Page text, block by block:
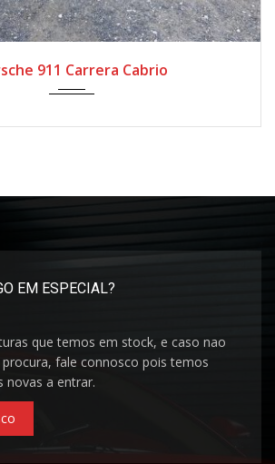
911 Carrera Cabrio
EM ESPECIAL?
que temos em stock, e caso nao
fale connosco pois temos
novas a entrar.